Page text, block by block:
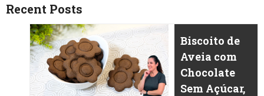
Recent Posts
Biscoito de
Aveia com
Chocolate
Sem Açúcar,